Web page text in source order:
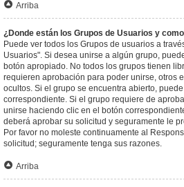
Arriba
¿Donde están los Grupos de Usuarios y
Puede ver todos los Grupos de usuarios a
Usuarios". Si desea unirse a algún grupo,
botón apropiado. No todos los grupos tienen
requieren aprobación para poder unirse, otros
ocultos. Si el grupo se encuentra abierto,
correspondiente. Si el grupo requiere de
unirse haciendo clic en el botón
deberá aprobar su solicitud y seguramente le
Por favor no moleste continuamente al
solicitud; seguramente tenga sus razones.
Arriba